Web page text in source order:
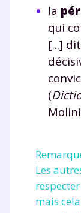
la
qui
[...]
(
Les
mais
et